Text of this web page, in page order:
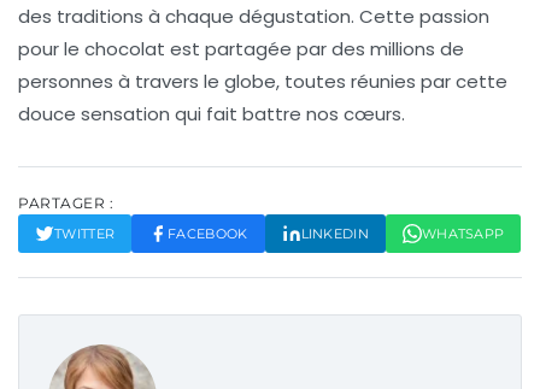
des traditions à chaque dégustation. Cette passion
pour le chocolat est partagée par des millions de
personnes à travers le globe, toutes réunies par cette
douce sensation qui fait battre nos cœurs.
PARTAGER :
TWITTER FACEBOOK LINKEDIN WHATSAPP